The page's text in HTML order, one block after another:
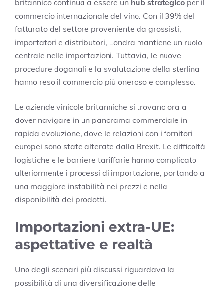
britannico continua a essere un hub strategico per il
commercio internazionale del vino. Con il 39% del
fatturato del settore proveniente da grossisti,
importatori e distributori, Londra mantiene un ruolo
centrale nelle importazioni. Tuttavia, le nuove
procedure doganali e la svalutazione della sterlina
hanno reso il commercio più oneroso e complesso.
Le aziende vinicole britanniche si trovano ora a
dover navigare in un panorama commerciale in
rapida evoluzione, dove le relazioni con i fornitori
europei sono state alterate dalla Brexit. Le difficoltà
logistiche e le barriere tariffarie hanno complicato
ulteriormente i processi di importazione, portando a
una maggiore instabilità nei prezzi e nella
disponibilità dei prodotti.
Importazioni extra-UE:
aspettative e realtà
Uno degli scenari più discussi riguardava la
possibilità di una diversificazione delle